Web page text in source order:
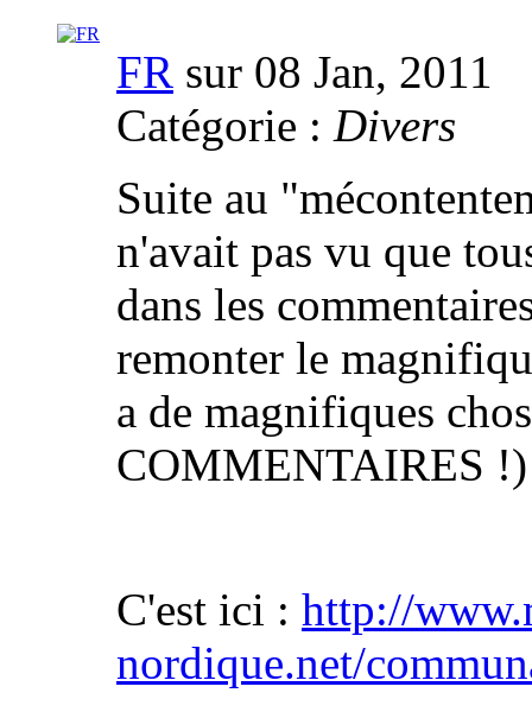
FR sur 08 Jan, 2011
Catégorie : Divers
Suite au
n'avait pas vu que
dans les
remonter le
a de magnifiques
COMMENTAIRES !)
C'est ici : http://
nordique.net/